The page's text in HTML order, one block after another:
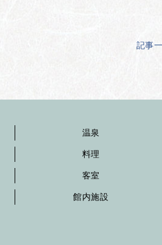
記事
温泉
料理
客室
館内施設